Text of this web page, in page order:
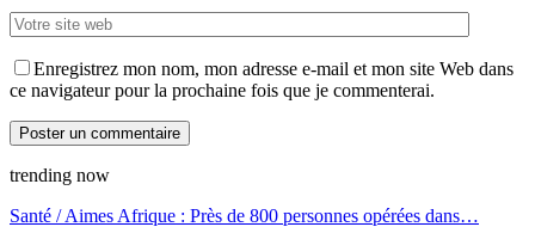
Enregistrez mon nom, mon adresse e-mail et mon site Web dans
ce navigateur pour la prochaine fois que je commenterai.
trending now
Santé / Aimes Afrique : Près de 800 personnes opérées dans…